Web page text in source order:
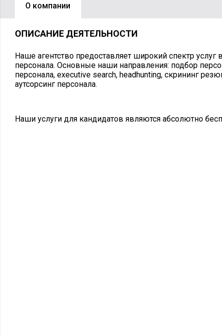
О компании
ОПИСАНИЕ ДЕЯТЕЛЬНОСТИ
Наше агентство предоставляет широкий спектр услуг
персонала. Основные наши направления: подбор
персонала, executive search, headhunting, скрининг
аутсорсинг персонала.
Наши услуги для кандидатов являются абсолютно